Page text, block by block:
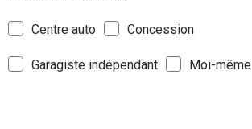
Centre auto Concession
Garagiste indépendant Moi-même